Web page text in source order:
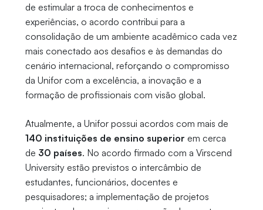
de estimular a troca de conhecimentos e
experiências, o acordo contribui para a
consolidação de um ambiente acadêmico cada vez
mais conectado aos desafios e às demandas do
cenário internacional, reforçando o compromisso
da Unifor com a excelência, a inovação e a
formação de profissionais com visão global.
Atualmente, a Unifor possui acordos com mais de
140 instituições de ensino superior em cerca
de 30 países. No acordo firmado com a Virscend
University estão previstos o intercâmbio de
estudantes, funcionários, docentes e
pesquisadores; a implementação de projetos